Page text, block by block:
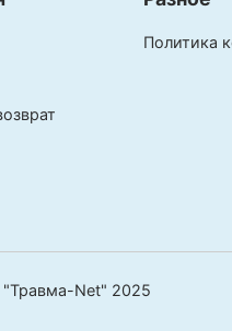
Политика
"Травма-Net" 2025